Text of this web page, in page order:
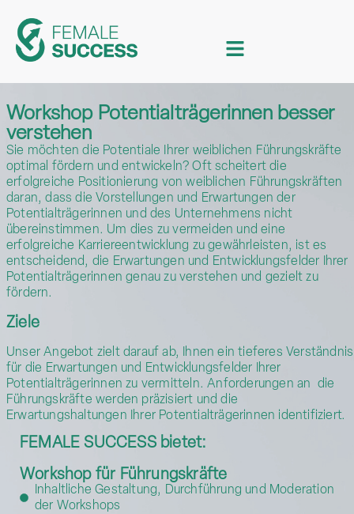
Workshop Potentialträgerinnen besser
verstehen
Sie möchten die Potentiale Ihrer weiblichen Führungskräfte
optimal fördern und entwickeln? Oft scheitert die
erfolgreiche Positionierung von weiblichen Führungskräften
daran, dass die Vorstellungen und Erwartungen der
Potentialträgerinnen und des Unternehmens nicht
übereinstimmen. Um dies zu vermeiden und eine
erfolgreiche Karriereentwicklung zu gewährleisten, ist es
entscheidend, die Erwartungen und Entwicklungsfelder Ihrer
Potentialträgerinnen genau zu verstehen und gezielt zu
fördern.
Ziele
Unser Angebot zielt darauf ab, Ihnen ein tieferes Verständnis
für die Erwartungen und Entwicklungsfelder Ihrer
Potentialträgerinnen zu vermitteln. Anforderungen an die
Führungskräfte werden präzisiert und die
Erwartungshaltungen Ihrer Potentialträgerinnen identifiziert.
FEMALE SUCCESS bietet:
Workshop für Führungskräfte
Inhaltliche Gestaltung, Durchführung und Moderation
der Workshops